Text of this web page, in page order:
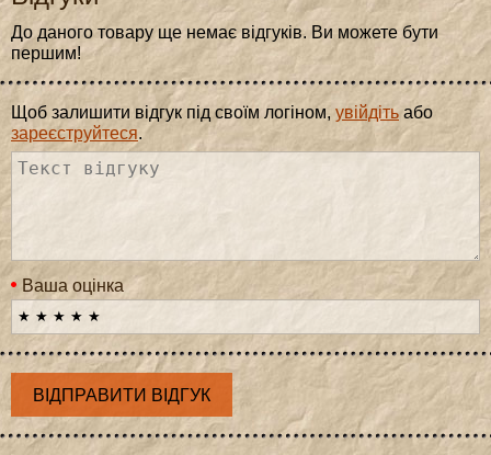
До даного товару ще немає відгуків. Ви можете бути
першим!
Щоб залишити відгук під своїм логіном, увійдіть або
зареєструйтеся.
Ваша оцінка